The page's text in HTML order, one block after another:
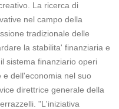
La ricerca di
nel campo della
tradizionale delle
la stabilita' finanziaria e
sistema finanziario operi
dell'economia nel suo
direttrice generale della
"L'iniziativa